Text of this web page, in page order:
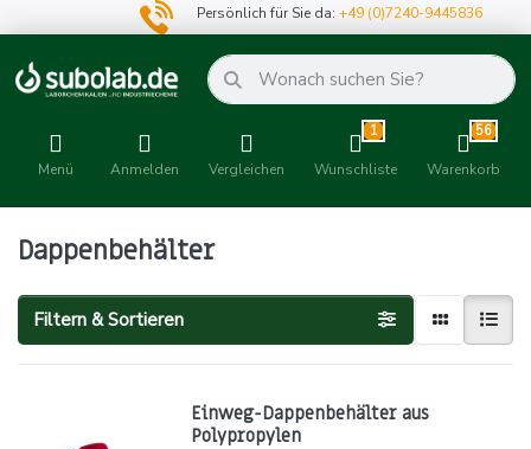
Persönlich für Sie da:+49 (0)7240-9445836
Menü Anmelden Vergleichen
1
Wunschliste
56
Warenkorb
Dappenbehälter
Filtern & Sortieren
Einweg-Dappenbehälter aus
Polypropylen